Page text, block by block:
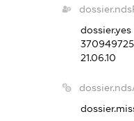
dossier.yes
21.06.10